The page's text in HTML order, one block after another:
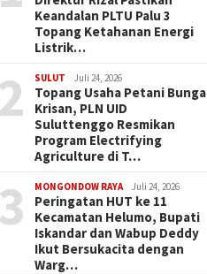
Keandalan PLTU Palu 3
Topang Ketahanan Energi
Listrik…
SULUT Juli 24, 2026
Topang Usaha Petani Bunga
Krisan, PLN UID
Suluttenggo Resmikan
Program Electrifying
Agriculture di T…
MONGONDOW RAYA Juli 24, 2026
Peringatan HUT ke 11
Kecamatan Helumo, Bupati
Iskandar dan Wabup Deddy
Ikut Bersukacita dengan
Warg…